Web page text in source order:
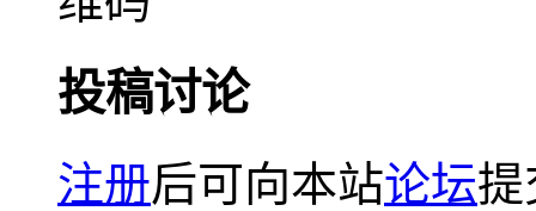
投稿讨论
注册后可向本站论坛提